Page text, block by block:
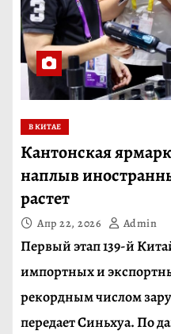
В КИТАЕ
Кантонская
наплыв
растет
Апр 22, 2026 Admin
Первый этап 139-й
импортных и
рекордным числом
передает Синьхуа. По